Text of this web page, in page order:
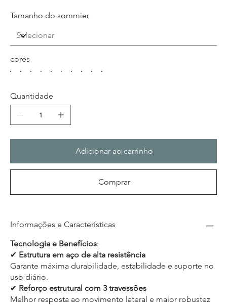
Tamanho do sommier
cores
Quantidade
Adicionar ao carrinho
Comprar
Informações e Características
Tecnologia e Benefícios:
✔ Estrutura em aço de alta resistência
Garante máxima durabilidade, estabilidade e suporte no
uso diário.
✔ Reforço estrutural com 3 travessões
Melhor resposta ao movimento lateral e maior robustez